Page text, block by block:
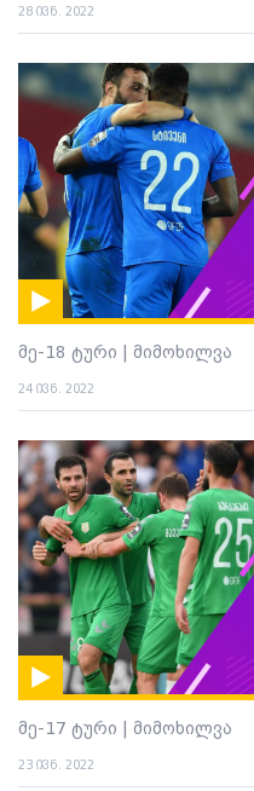
28 ივნ. 2022
მე-18 ტური | მიმოხილვა
24 ივნ. 2022
მე-17 ტური | მიმოხილვა
23 ივნ. 2022